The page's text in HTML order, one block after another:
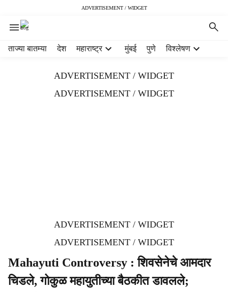
ADVERTISEMENT / WIDGET
ताज्या बातम्या देश महाराष्ट्र मुंबई पुणे विश्लेषण
ADVERTISEMENT / WIDGET
ADVERTISEMENT / WIDGET
ADVERTISEMENT / WIDGET
ADVERTISEMENT / WIDGET
Mahayuti Controversy : शिवसेनेचे आमदार
चिडले, गोकुळ महायुतीच्या बैठकीत डावलले;